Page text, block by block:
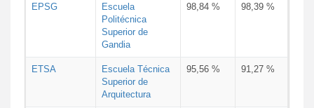
EPSG
Escuela
Politécnica
Superior de
Gandia
98,84 % 98,39 %
ETSA
Escuela Técnica
Superior de
Arquitectura
95,56 % 91,27 %